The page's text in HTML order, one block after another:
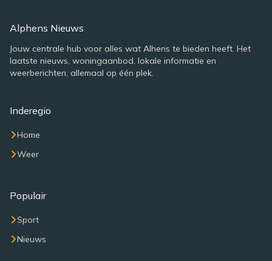
Alphens Nieuws
Jouw centrale hub voor alles wat Alhens te bieden heeft. Het
laatste nieuws, woningaanbod, lokale informatie en
weerberichten, allemaal op één plek.
Inderegio
Home
Weer
Populair
Sport
Nieuws